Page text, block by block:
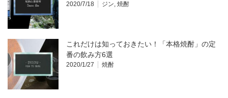
2020/7/18 ジン, 焼酎
これだけは知っておきたい！「本格焼酎」の定
番の飲み方6選
2020/1/27 焼酎